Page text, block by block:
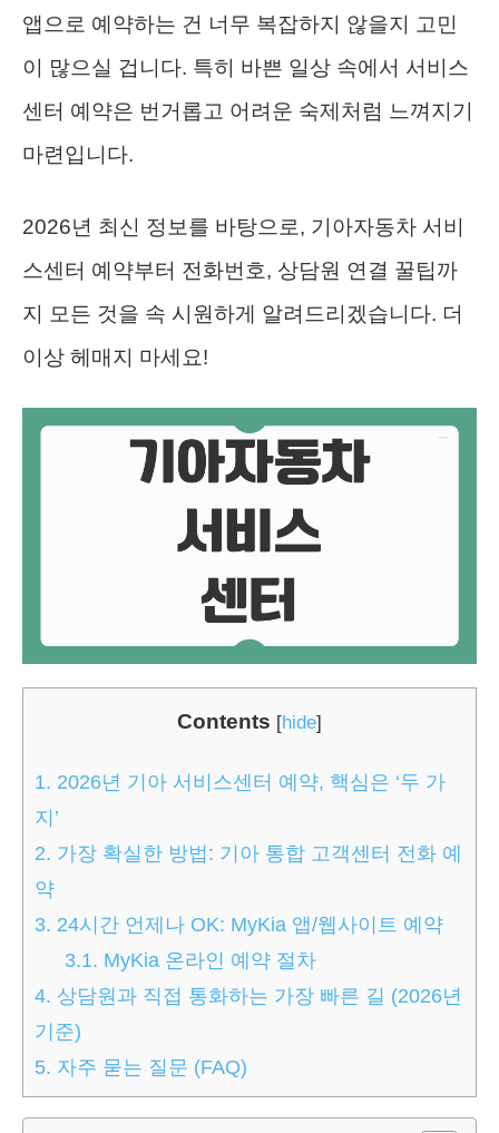
앱으로 예약하는 건 너무 복잡하지 않을지 고민
이 많으실 겁니다. 특히 바쁜 일상 속에서 서비스
센터 예약은 번거롭고 어려운 숙제처럼 느껴지기
마련입니다.
2026년 최신 정보를 바탕으로, 기아자동차 서비
스센터 예약부터 전화번호, 상담원 연결 꿀팁까
지 모든 것을 속 시원하게 알려드리겠습니다. 더
이상 헤매지 마세요!
Contents [hide]
1. 2026년 기아 서비스센터 예약, 핵심은 ‘두 가
지’
2. 가장 확실한 방법: 기아 통합 고객센터 전화 예
약
3. 24시간 언제나 OK: MyKia 앱/웹사이트 예약
3.1. MyKia 온라인 예약 절차
4. 상담원과 직접 통화하는 가장 빠른 길 (2026년
기준)
5. 자주 묻는 질문 (FAQ)